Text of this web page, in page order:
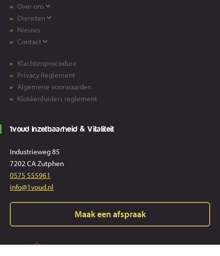
Over ons
Diensten
Nieuws
Contact
Klachtenprocedure
Privacy Reglement
Algemene voorwaarden
Klokkenluiders reglement
1voud Inzetbaarheid & Vitaliteit
Industrieweg 85
7202 CA Zutphen
0575 555961
info@1voud.nl
Maak een afspraak